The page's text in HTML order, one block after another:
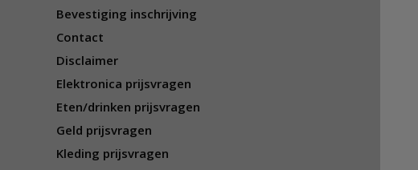
Bevestiging inschrijving
Contact
Disclaimer
Elektronica prijsvragen
Eten/drinken prijsvragen
Geld prijsvragen
Kleding prijsvragen